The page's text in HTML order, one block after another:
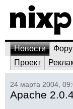
Новости
Проект
24 марта 2004,
Apache